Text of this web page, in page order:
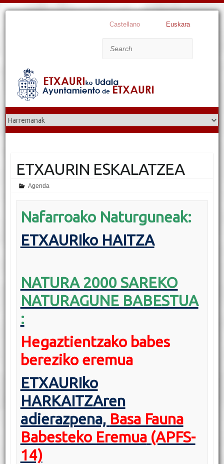
Castellano Euskara
ETXAURIN ESKALATZEA
Agenda
Nafarroako Naturguneak:
ETXAURIko HAITZA
NATURA 2000 SAREKO
NATURAGUNE BABESTUA
:
Hegaztientzako babes
bereziko eremua
ETXAURIko
HARKAITZAren
adierazpena, Basa Fauna
Babesteko Eremua (APFS-
14)